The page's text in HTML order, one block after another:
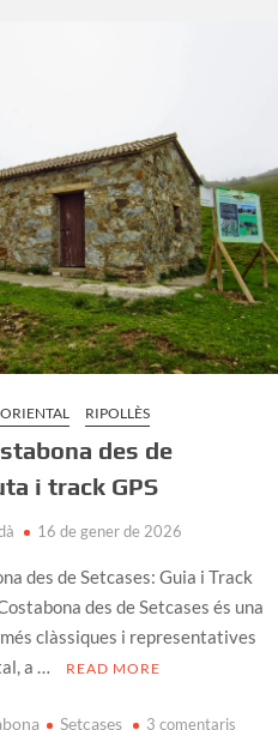
RIPOLLÈS
des de
i track GPS
16 de gener de 2026
des de Setcases: Guia i Track
des de Setcases és una
clàssiques i representatives
a …
READ MORE
Setcases 3 comentaris